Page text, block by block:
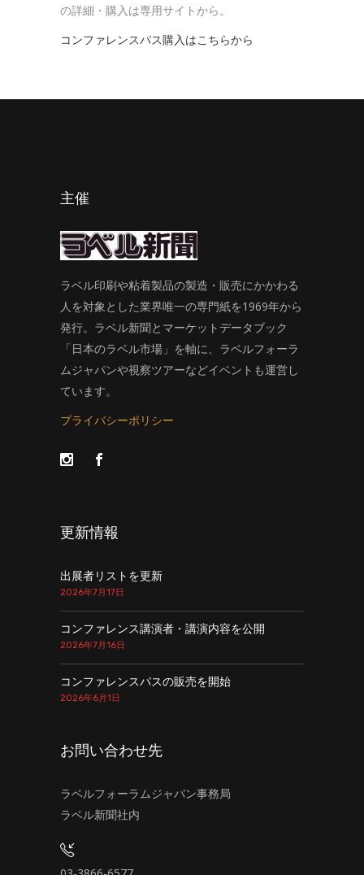
の詳細・購入は専用サイトから。
コンファレンスパス購入はこちらから
主催
ラベル印刷や粘着製品の製造・販売にかかわる
人を対象とした業界唯一の専門紙を1969年から
発行。ラベル新聞とマーケットデータブック
「日本のラベル市場」を軸に、ラベルフォーラ
ムジャパンや視察ツアーなどイベントも運営し
ています。
プライバシーポリシー
更新情報
出展者リストを更新
2026年7月17日
コンファレンス講演者・講演内容を公開
2026年7月16日
コンファレンスパスの販売を開始
2026年6月1日
お問い合わせ先
ラベルフォーラムジャパン事務局
ラベル新聞社内